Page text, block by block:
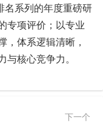
名系列的年度重磅研
专项评价； 以专业
，体系逻辑清晰，
核心竞争力。
下一个